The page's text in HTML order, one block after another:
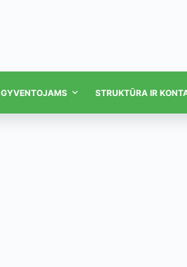
GYVENTOJAMS STRUKTŪRA IR